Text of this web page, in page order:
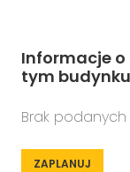
Informacje o
tym budynku
Brak
ZAPLANUJ